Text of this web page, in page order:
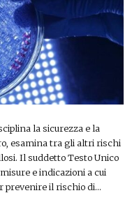
la sicurezza e la
esamina tra gli altri rischi
Il suddetto Testo Unico
e indicazioni a cui
prevenire il rischio di…